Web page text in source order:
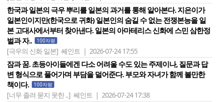
한국과 일본의 극우 뿌리를 일본의 과거를 통해 알아본다. 지은이가
일본인이지만(한국으로 귀화) 일본인의 숨길 수 없는 전쟁본능을 일
본 고대사에서부터 찾아낸다. 일본의 아마테리스 신화에 스민 삼한정
벌과 자..
100자평
[극우의 신화 일본] 쎄인트 | 2026-07-24 17:55
잠과 꿈. 초등아이들에겐 다소 어려울 수도 있는 주제이나, 질문과 답
변 형식으로 풀어가며 부담을 덜어준다. 부모와 자녀가 함께 볼만한
책이다.
100자평
[너무 졸려 묻지 못한 ..] 쎄인트 | 2026-07-24 17:38